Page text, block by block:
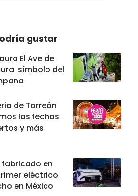
gustar
El Ave de
símbolo del
de Torreón
las fechas
y más
fabricado en
eléctrico
en México